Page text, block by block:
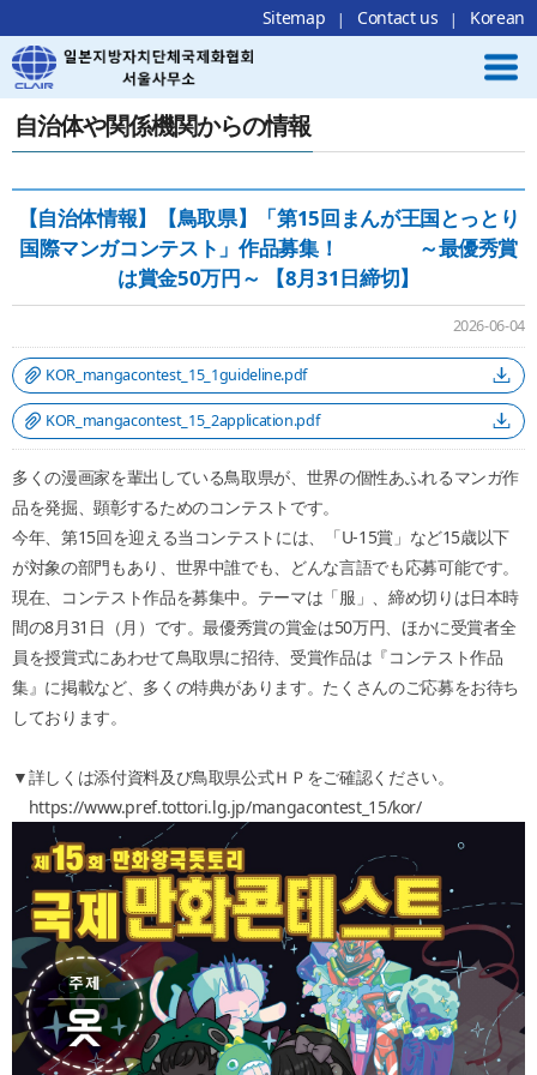
Local Navigation 바로가기
Contents 바로가기
Footer 바로가기
Sitemap Contact us Korean
自治体や関係機関からの情報
【自治体情報】【鳥取県】「第15回まんが王国とっとり
国際マンガコンテスト」作品募集！ ～最優秀賞
は賞金50万円～ 【8月31日締切】
2026-06-04
KOR_mangacontest_15_1guideline.pdf
KOR_mangacontest_15_2application.pdf
多くの漫画家を輩出している鳥取県が、世界の個性あふれるマンガ作
品を発掘、顕彰するためのコンテストです。
今年、第15回を迎える当コンテストには、「U-15賞」など15歳以下
が対象の部門もあり、世界中誰でも、どんな言語でも応募可能です。
現在、コンテスト作品を募集中。テーマは「服」、締め切りは日本時
間の8月31日（月）です。最優秀賞の賞金は50万円、ほかに受賞者全
員を授賞式にあわせて鳥取県に招待、受賞作品は『コンテスト作品
集』に掲載など、多くの特典があります。たくさんのご応募をお待ち
しております。
▼詳しくは添付資料及び鳥取県公式ＨＰをご確認ください。
https://www.pref.tottori.lg.jp/mangacontest_15/kor/